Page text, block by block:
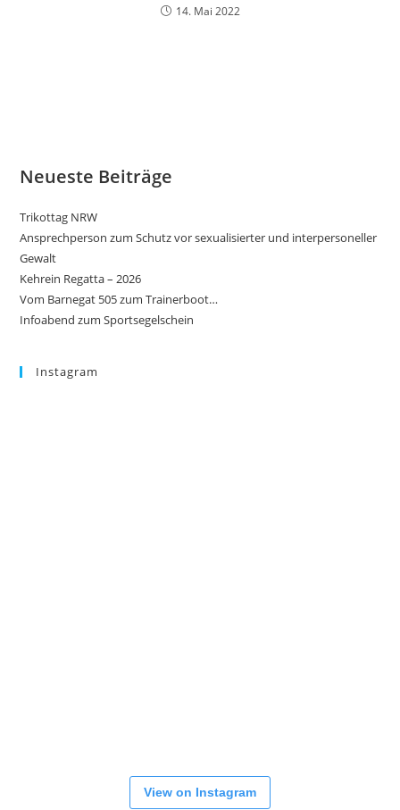
14. Mai 2022
Neueste Beiträge
Trikottag NRW
Ansprechperson zum Schutz vor sexualisierter und interpersoneller
Gewalt
Kehrein Regatta – 2026
Vom Barnegat 505 zum Trainerboot…
Infoabend zum Sportsegelschein
Instagram
View on Instagram